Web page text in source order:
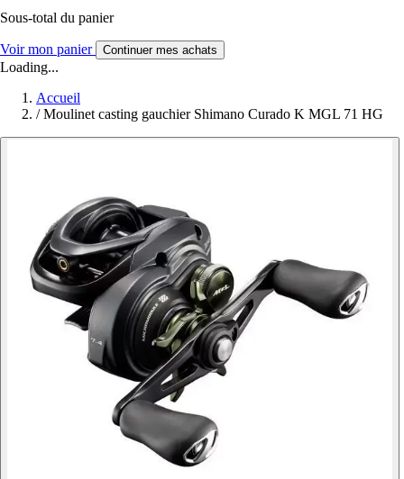
Sous-total du panier
Voir mon panier Continuer mes achats
Loading...
Accueil
/ Moulinet casting gauchier Shimano Curado K MGL 71 HG